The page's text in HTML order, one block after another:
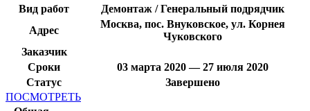
Вид работ
Демонтаж / Генеральный подрядчик
Адрес
Москва, пос. Внуковское, ул. Корнея
Чуковского
Заказчик
Сроки
03 марта 2020 — 27 июля 2020
Статус
Завершено
ПОСМОТРЕТЬ